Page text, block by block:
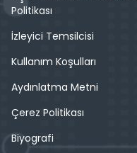
Politikası
İzleyici Temsilcisi
Kullanım Koşulları
Aydınlatma Metni
Çerez Politikası
Biyografi